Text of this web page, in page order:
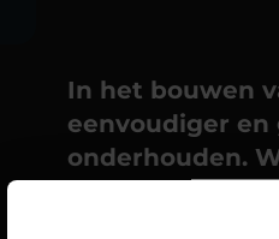
In het bouwen
eenvoudiger
onderhouden.
bouwen. Wil je